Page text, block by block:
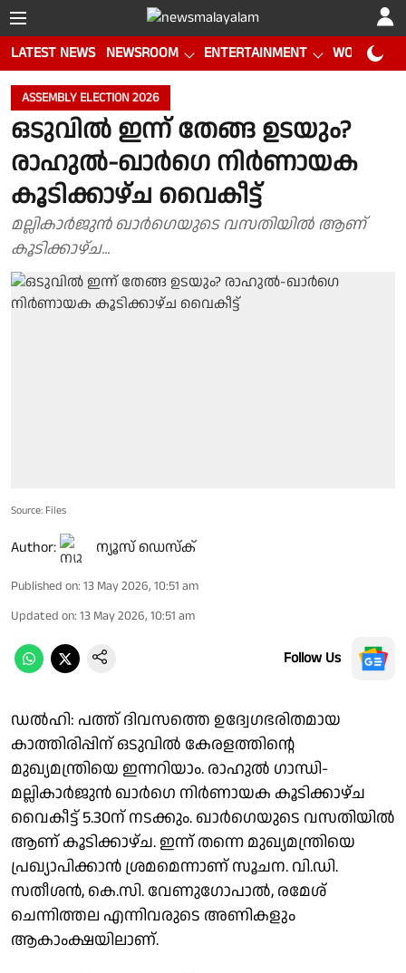
LATEST NEWS NEWSROOM ENTERTAINMENT WORLD CUP
ASSEMBLY ELECTION 2026
ഒടുവിൽ ഇന്ന് തേങ്ങ ഉടയും?
രാഹുൽ-ഖാർഗെ നിർണായക
കൂടിക്കാഴ്ച വൈകീട്ട്
മല്ലികാർജുൻ ഖാർഗെയുടെ വസതിയിൽ ആണ്
കൂടിക്കാഴ്ച...
Source: Files
Author: ന്യൂസ് ഡെസ്ക്
Published on: 13 May 2026, 10:51 am
Updated on: 13 May 2026, 10:51 am
Follow Us
ഡൽഹി: പത്ത് ദിവസത്തെ ഉദ്വേഗഭരിതമായ
കാത്തിരിപ്പിന് ഒടുവിൽ കേരളത്തിൻ്റെ
മുഖ്യമന്ത്രിയെ ഇന്നറിയാം. രാഹുൽ ഗാന്ധി-
മല്ലികാർജുൻ ഖാർഗെ നിർണായക കൂടിക്കാഴ്ച
വൈകീട്ട് 5.30ന് നടക്കും. ഖാർഗെയുടെ വസതിയിൽ
ആണ് കൂടിക്കാഴ്ച. ഇന്ന് തന്നെ മുഖ്യമന്ത്രിയെ
പ്രഖ്യാപിക്കാൻ ശ്രമമെന്നാണ് സൂചന. വി.ഡി.
സതീശൻ, കെ.സി. വേണുഗോപാൽ, രമേശ്
ചെന്നിത്തല എന്നിവരുടെ അണികളും
ആകാംക്ഷയിലാണ്.